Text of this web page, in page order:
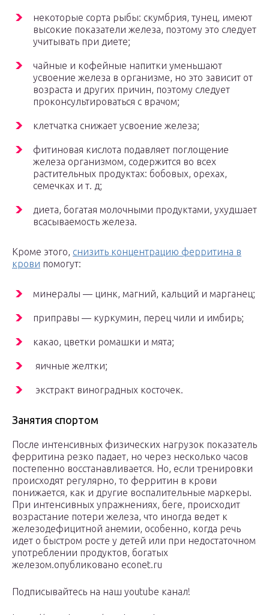
некоторые сорта рыбы: скумбрия, тунец, имеют
высокие показатели железа, поэтому это следует
учитывать при диете;
чайные и кофейные напитки уменьшают
усвоение железа в организме, но это зависит от
возраста и других причин, поэтому следует
проконсультироваться с врачом;
клетчатка снижает усвоение железа;
фитиновая кислота подавляет поглощение
железа организмом, содержится во всех
растительных продуктах: бобовых, орехах,
семечках и т. д;
диета, богатая молочными продуктами, ухудшает
всасываемость железа.
Кроме этого, снизить концентрацию ферритина в
крови помогут:
минералы — цинк, магний, кальций и марганец;
приправы — куркумин, перец чили и имбирь;
какао, цветки ромашки и мята;
яичные желтки;
экстракт виноградных косточек.
Занятия спортом
После интенсивных физических нагрузок показатель
ферритина резко падает, но через несколько часов
постепенно восстанавливается. Но, если тренировки
происходят регулярно, то ферритин в крови
понижается, как и другие воспалительные маркеры.
При интенсивных упражнениях, беге, происходит
возрастание потери железа, что иногда ведет к
железодефицитной анемии, особенно, когда речь
идет о быстром росте у детей или при недостаточном
употреблении продуктов, богатых
железом.опубликовано econet.ru
Подписывайтесь на наш youtube канал!